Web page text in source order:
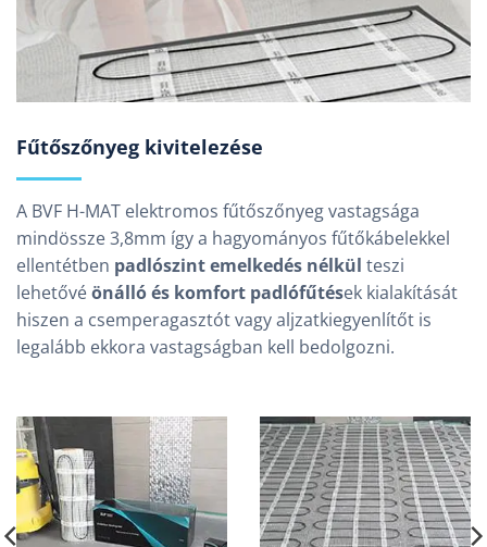
Fűtőszőnyeg kivitelezése
A BVF H-MAT elektromos fűtőszőnyeg vastagsága
mindössze 3,8mm így a hagyományos fűtőkábelekkel
ellentétben padlószint emelkedés nélkül teszi
lehetővéönálló és komfort padlófűtések kialakítását
hiszen a csemperagasztót vagy aljzatkiegyenlítőt is
legalább ekkora vastagságban kell bedolgozni.